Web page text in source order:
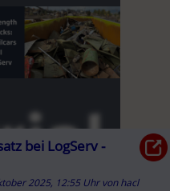
bei LogServ -
2025, 12:55 Uhr vonhacl